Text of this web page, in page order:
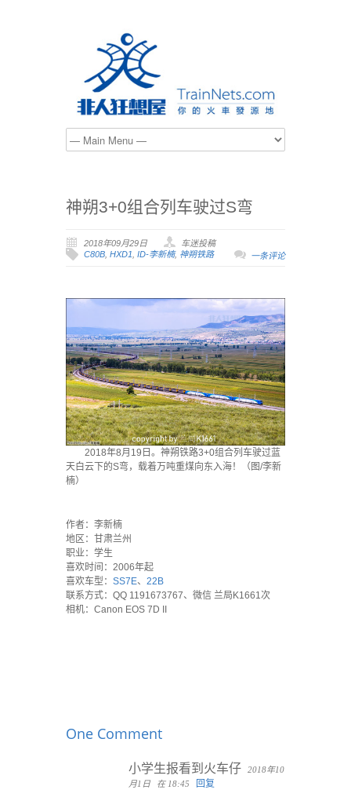
神朔3+0组合列车驶过S弯
2018年09月29日
车迷投稿
C80B, HXD1, ID-李新楠, 神朔铁路 一条评论
2018年8月19日。神朔铁路3+0组合列车驶过蓝
天白云下的S弯，载着万吨重煤向东入海！（图/李新
楠）
作者：李新楠
地区：甘肃兰州
职业：学生
喜欢时间：2006年起
喜欢车型： SS7E、 22B
联系方式：QQ 1191673767、微信 兰局K1661次
相机：Canon EOS 7D II
One Comment
小学生报看到火车仔
2018年10
月1日
在 18:45
回复